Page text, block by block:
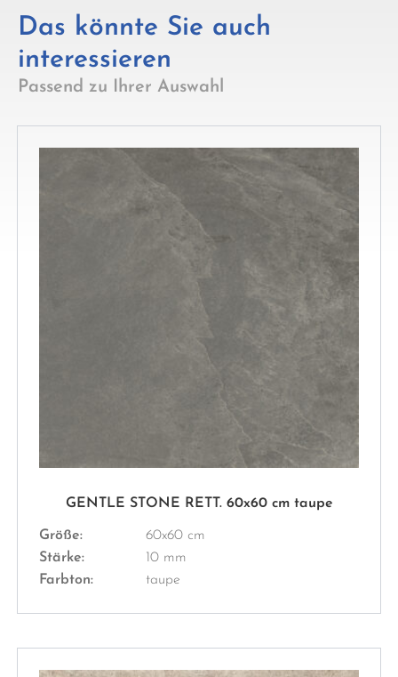
Das könnte Sie auch
interessieren
GENTLE STONE RETT. 60x60 cm taupe
Größe:
60x60 cm
Stärke:
10 mm
Farbton:
taupe